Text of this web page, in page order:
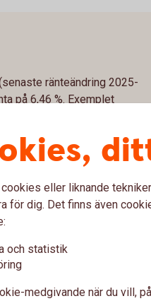
ränteändring 2025-
på 6,46 %. Exemplet
med 120 betalningar.
månaden betalar du 2
550 kronor i
vid e-faktura.
betalningsanmärkning. Det
och få nya lån. För stöd,
finns på
eller liknande
för dig. Det finns även
och statistik
medgivande när du vill,